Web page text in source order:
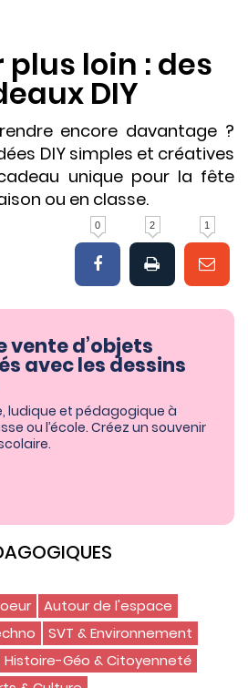
plus loin : des
DIY
encore davantage ?
DIY simples et créatives
unique pour la fête
ou en classe.
0 2 1
vente d’objets
avec les dessins
ludique et pédagogique à
ou l’école. Créez un souvenir
Autour de l'espace
SVT & Environnement
Histoire-Géo & Citoyenneté